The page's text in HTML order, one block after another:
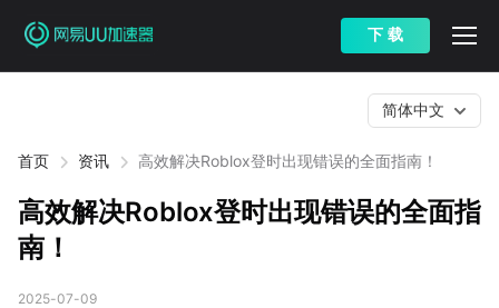
下 载
首页 资讯 高效解决Roblox登时出现错误的全面指南！
简体中文
高效解决Roblox登时出现错误的全面指
南！
2025-07-09